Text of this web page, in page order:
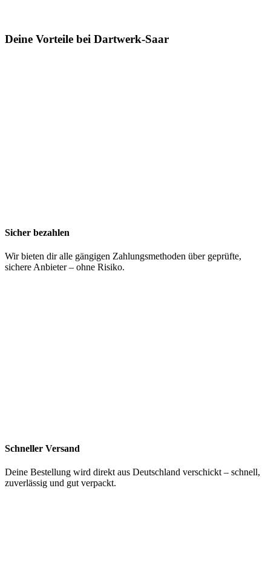
Deine Vorteile bei Dartwerk-Saar
Sicher bezahlen
Wir bieten dir alle gängigen Zahlungsmethoden über geprüfte,
sichere Anbieter – ohne Risiko.
Schneller Versand
Deine Bestellung wird direkt aus Deutschland verschickt – schnell,
zuverlässig und gut verpackt.